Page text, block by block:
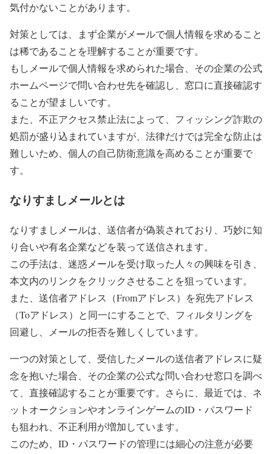
気付かないことがあります。
対策としては、まず企業がメールで個人情報を求めること
は稀であることを理解することが重要です。
もしメールで個人情報を求められた場合、その企業の公式
ホームページで問い合わせ先を確認し、窓口に直接確認す
ることが望ましいです。
また、不正アクセス禁止法によって、フィッシング詐欺の
処罰が盛り込まれていますが、法律だけでは完全な防止は
難しいため、個人の自己防衛意識を高めることが重要で
す。
なりすましメールとは
なりすましメールは、送信者が偽装されており、巧妙に知
り合いや有名企業などを装って送信されます。
この手法は、迷惑メールを受け取った人々の興味を引き、
本文内のリンクをクリックさせることを狙っています。
また、送信者アドレス（Fromアドレス）を宛先アドレス
（Toアドレス）と同一にすることで、フィルタリングを
回避し、メールの拒否を難しくしています。
一つの対策として、受信したメールの送信者アドレスに疑
念を抱いた場合、その企業の公式な問い合わせ窓口を調べ
て、直接確認することが重要です。さらに、最近では、ネ
ットオークションやオンラインゲームのID・パスワード
も狙われ、不正利用が増加しています。
このため、ID・パスワードの管理には細心の注意が必要